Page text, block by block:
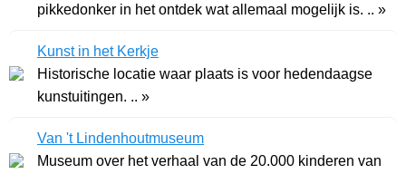
pikkedonker in het ontdek wat allemaal mogelijk is. .. »
Kunst in het Kerkje
Historische locatie waar plaats is voor hedendaagse
kunstuitingen. .. »
Van 't Lindenhoutmuseum
Museum over het verhaal van de 20.000 kinderen van